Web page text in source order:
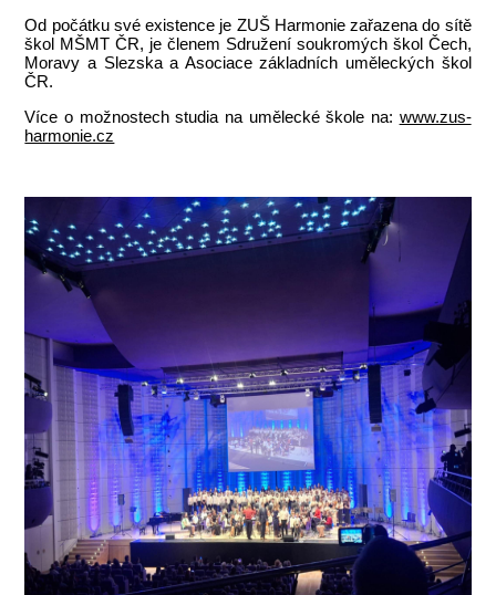
Od počátku své existence je ZUŠ Harmonie zařazena do sítě
škol MŠMT ČR, je členem Sdružení soukromých škol Čech,
Moravy a Slezska a Asociace základních uměleckých škol
ČR.
Více o možnostech studia na umělecké škole na: www.zus-
harmonie.cz